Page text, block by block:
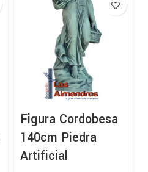
Figura Cordobesa
140cm Piedra
Artificial